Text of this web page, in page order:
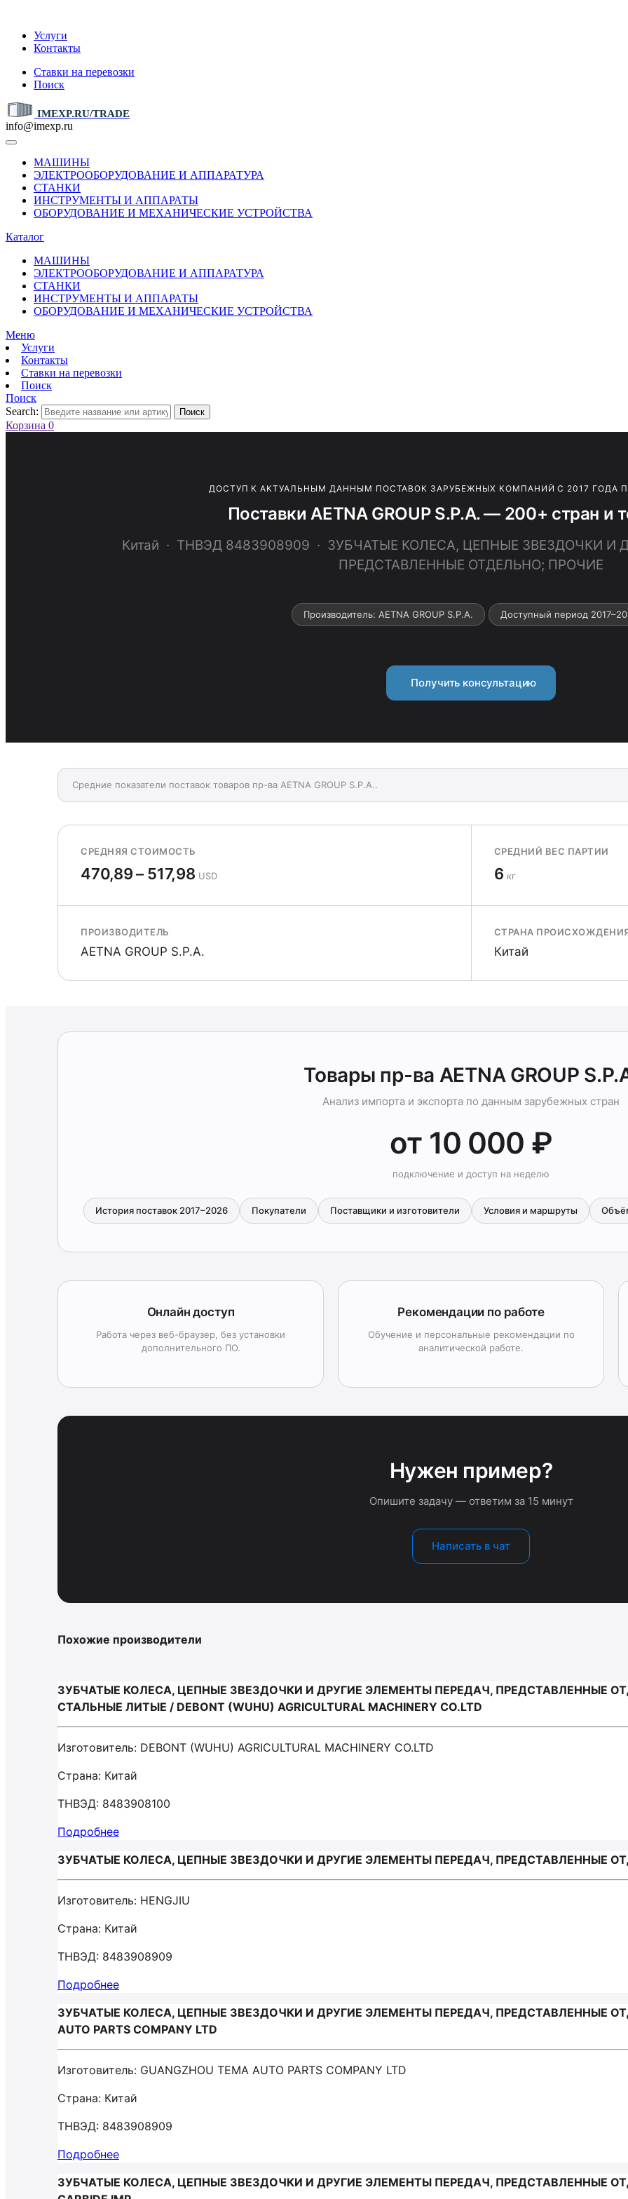
Услуги
Контакты
Ставки на перевозки
Поиск
IMEXP.RU/TRADE
info@imexp.ru
МАШИНЫ
ЭЛЕКТРООБОРУДОВАНИЕ И АППАРАТУРА
СТАНКИ
ИНСТРУМЕНТЫ И АППАРАТЫ
ОБОРУДОВАНИЕ И МЕХАНИЧЕСКИЕ УСТРОЙСТВА
Каталог
МАШИНЫ
ЭЛЕКТРООБОРУДОВАНИЕ И АППАРАТУРА
СТАНКИ
ИНСТРУМЕНТЫ И АППАРАТЫ
ОБОРУДОВАНИЕ И МЕХАНИЧЕСКИЕ УСТРОЙСТВА
Меню
Услуги
Контакты
Ставки на перевозки
Поиск
Поиск
Search:
Поиск
Корзина 0
ДОСТУП К АКТУАЛЬНЫМ ДАННЫМ ПОСТАВОК ЗАРУБЕЖНЫХ КОМПАНИЙ С 2017 ГОДА
Поставки AETNA GROUP S.P.A. — 200+ стран и
Китай · ТНВЭД 8483908909 · ЗУБЧАТЫЕ КОЛЕСА, ЦЕПНЫЕ ЗВЕЗДОЧКИ И
ПРЕДСТАВЛЕННЫЕ ОТДЕЛЬНО; ПРОЧИЕ
Производитель: AETNA GROUP S.P.A. Доступный период
Получить консультацию
Средние показатели поставок товаров пр-ва AETNA GROUP S.P.A..
СРЕДНЯЯ СТОИМОСТЬ
470,89 – 517,98 USD
СРЕДНИЙ ВЕС ПАРТИИ
6 кг
ПРОИЗВОДИТЕЛЬ
AETNA GROUP S.P.A.
СТРАНА
Китай
Товары пр-ва AETNA GROUP
Анализ импорта и экспорта по данным зарубежных стран
от 10 000 ₽
подключение и доступ на неделю
История поставок 2017–2026 Покупатели Поставщики и изготовители Условия и маршруты
Онлайн доступ
Работа через веб-браузер, без установки
дополнительного ПО.
Рекомендации по работе
Обучение и персональные рекомендации по
аналитической работе.
Нужен пример?
Опишите задачу — ответим за 15 минут
Написать в чат
Похожие производители
ЗУБЧАТЫЕ КОЛЕСА, ЦЕПНЫЕ ЗВЕЗДОЧКИ И ДРУГИЕ ЭЛЕМЕНТЫ ПЕРЕДАЧ, ПРЕДСТАВЛЕННЫЕ
СТАЛЬНЫЕ ЛИТЫЕ / DEBONT (WUHU) AGRICULTURAL MACHINERY CO.LTD
Изготовитель: DEBONT (WUHU) AGRICULTURAL MACHINERY CO.LTD
Страна: Китай
ТНВЭД: 8483908100
Подробнее
ЗУБЧАТЫЕ КОЛЕСА, ЦЕПНЫЕ ЗВЕЗДОЧКИ И ДРУГИЕ ЭЛЕМЕНТЫ ПЕРЕДАЧ, ПРЕДСТАВЛЕННЫЕ
Изготовитель: HENGJIU
Страна: Китай
ТНВЭД: 8483908909
Подробнее
ЗУБЧАТЫЕ КОЛЕСА, ЦЕПНЫЕ ЗВЕЗДОЧКИ И ДРУГИЕ ЭЛЕМЕНТЫ ПЕРЕДАЧ, ПРЕДСТАВЛЕННЫЕ
AUTO PARTS COMPANY LTD
Изготовитель: GUANGZHOU TEMA AUTO PARTS COMPANY LTD
Страна: Китай
ТНВЭД: 8483908909
Подробнее
ЗУБЧАТЫЕ КОЛЕСА, ЦЕПНЫЕ ЗВЕЗДОЧКИ И ДРУГИЕ ЭЛЕМЕНТЫ ПЕРЕДАЧ, ПРЕДСТАВЛЕННЫЕ